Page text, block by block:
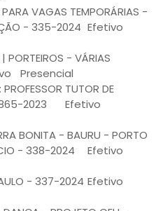
VAGAS TEMPORÁRIAS -
- 335-2024 Efetivo
PORTEIROS - VÁRIAS
Presencial
TUTOR DE
2023
Efetivo
BONITA - BAURU - PORTO
- 338-2024
Efetivo
- 337-2024 Efetivo